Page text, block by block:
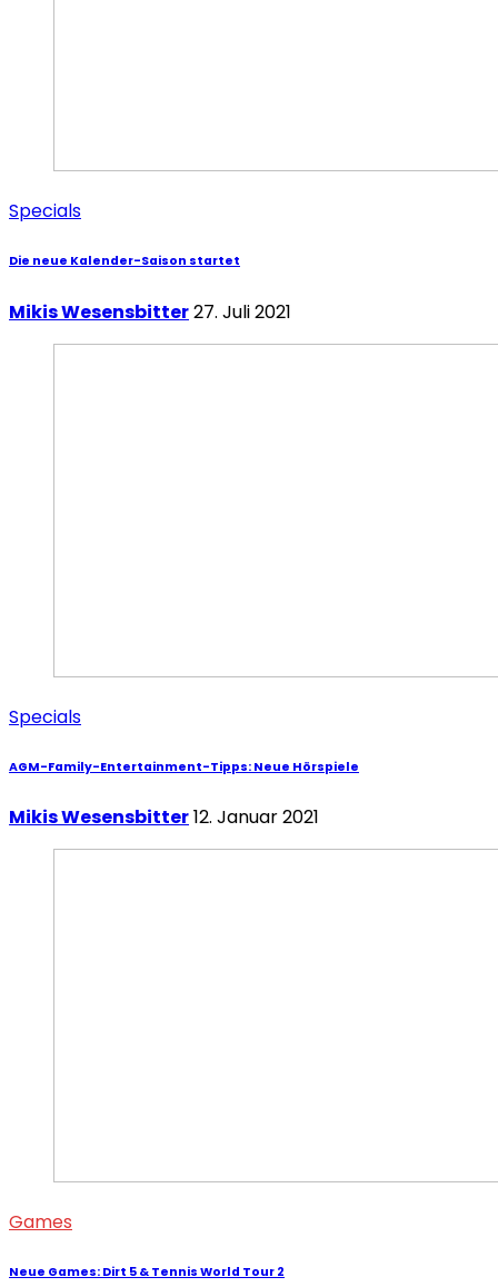
Specials
Die neue Kalender-Saison startet
Mikis Wesensbitter27. Juli 2021
Specials
AGM-Family-Entertainment-Tipps: Neue Hörspiele
Mikis Wesensbitter12. Januar 2021
Games
Neue Games: Dirt 5 & Tennis World Tour 2